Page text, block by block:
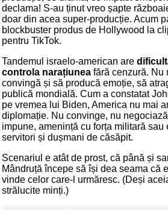
declama! S-au ținut vreo șapte
doar din acea super-producție. Acum
blockbuster produs de Hollywood la
pentru TikTok.
Tandemul israelo-american are
controla narațiunea fără cenzură. Nu
convingă și să producă emoție, să
publică mondială. Cum a constatat
pe vremea lui Biden, America nu mai
diplomație. Nu convinge, nu
impune, amenință cu forța militară sau
servitori și dușmani de căsăpit.
Scenariul e atât de prost, că până și
Mândruță începe să își dea seama că
vinde celor care-l urmăresc. (Deși
strălucite minți.)